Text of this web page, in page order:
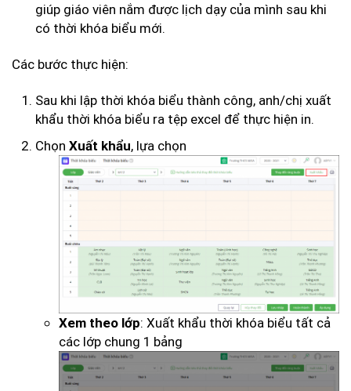
giúp giáo viên nắm được lịch dạy của mình sau khi
có thời khóa biểu mới.
Các bước thực hiện:
Sau khi lập thời khóa biểu thành công, anh/chị xuất
khẩu thời khóa biểu ra tệp excel để thực hiện in.
Chọn Xuất khẩu, lựa chọn
Xem theo lớp: Xuất khẩu thời khóa biểu tất cả
các lớp chung 1 bảng